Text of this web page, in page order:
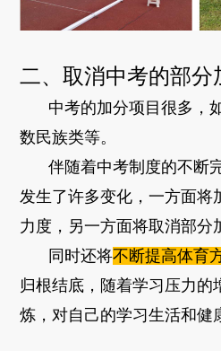
二、取消中考的部分
中考的加分项目很多，
数民族类等。
伴随着中考制度的不断
发生了许多变化，一方面将
力度，另一方面将取消部分
同时还将不断提高体育
归根结底，随着学习压力的
炼，对自己的学习生活和健